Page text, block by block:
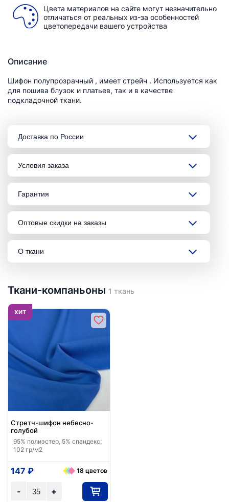
Цвета материалов на сайте могут незначительно
отличаться от реальных из-за особенностей
цветопередачи вашего устройства
Описание
Шифон полупрозрачный , имеет стрейч . Используется как
для пошива блузок и платьев, так и в качестве
подкладочной ткани.
Доставка по России
Условия заказа
Гарантия
Оптовые скидки на заказы
О ткани
Ткани-компаньоны 1 ткань
ХИТ
Стретч-шифон небесно-
голубой
95% полиэстер, 5% спандекс;
102 гр/м2
+
-
147 ₽ 18 цветов